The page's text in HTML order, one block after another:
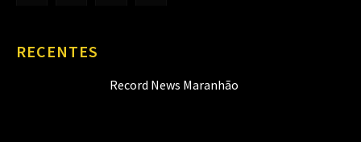
RECENTES
Record News Maranhão